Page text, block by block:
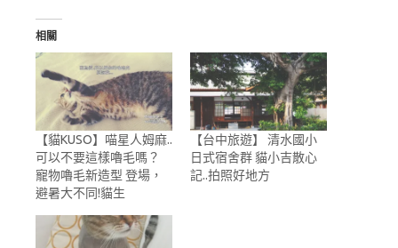
相關
【貓KUSO】喵星人姆麻..
可以不要這樣嚕毛嗎？
寵物嚕毛新造型 登場，
避暑大不同!貓生
【台中旅遊】 清水國小
日式宿舍群 貓小吉散心
記..拍照好地方